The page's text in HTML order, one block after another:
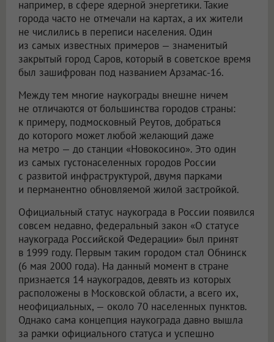
например, в сфере ядерной энергетики. Такие
города часто не отмечали на картах, а их жители
не числились в переписи населения. Один
из самых известных примеров — знаменитый
закрытый город Саров, который в советское время
был зашифрован под названием Арзамас-16.
Между тем многие наукограды внешне ничем
не отличаются от большинства городов страны:
к примеру, подмосковный Реутов, добраться
до которого может любой желающий даже
на метро — до станции «Новокосино». Это один
из самых густонаселенных городов России
с развитой инфраструктурой, двумя парками
и перманентно обновляемой жилой застройкой.
Официальный статус наукограда в России появился
совсем недавно, федеральный закон «О статусе
наукограда Российской Федерации» был принят
в 1999 году. Первым таким городом стал Обнинск
(6 мая 2000 года). На данный момент в стране
признается 14 наукоградов, девять из которых
расположены в Московской области, а всего их,
неофициальных, — около 70 населенных пунктов.
Однако сама концепция наукограда давно вышла
за рамки официального статуса и успешно